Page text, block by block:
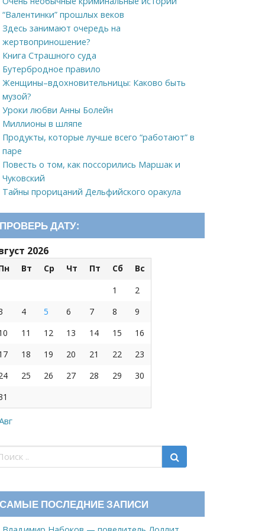
“Валентинки” прошлых веков
Здесь занимают очередь на
жертвоприношение?
Книга Страшного суда
Бутербродное правило
Женщины–вдохновительницы: Каково быть
музой?
Уроки любви Анны Болейн
Миллионы в шляпе
Продукты, которые лучше всего “работают” в
паре
Повесть о том, как поссорились Маршак и
Чуковский
Тайны прорицаний Дельфийского оракула
ПРОВЕРЬ ДАТУ:
2026
Вт Ср Чт Пт Сб
Вс
1
2
4 5 6 7 8
9
11 12 13 14 15
16
18 19 20 21 22
23
25 26 27 28 29
30
САМЫЕ ПОСЛЕДНИЕ ЗАПИСИ